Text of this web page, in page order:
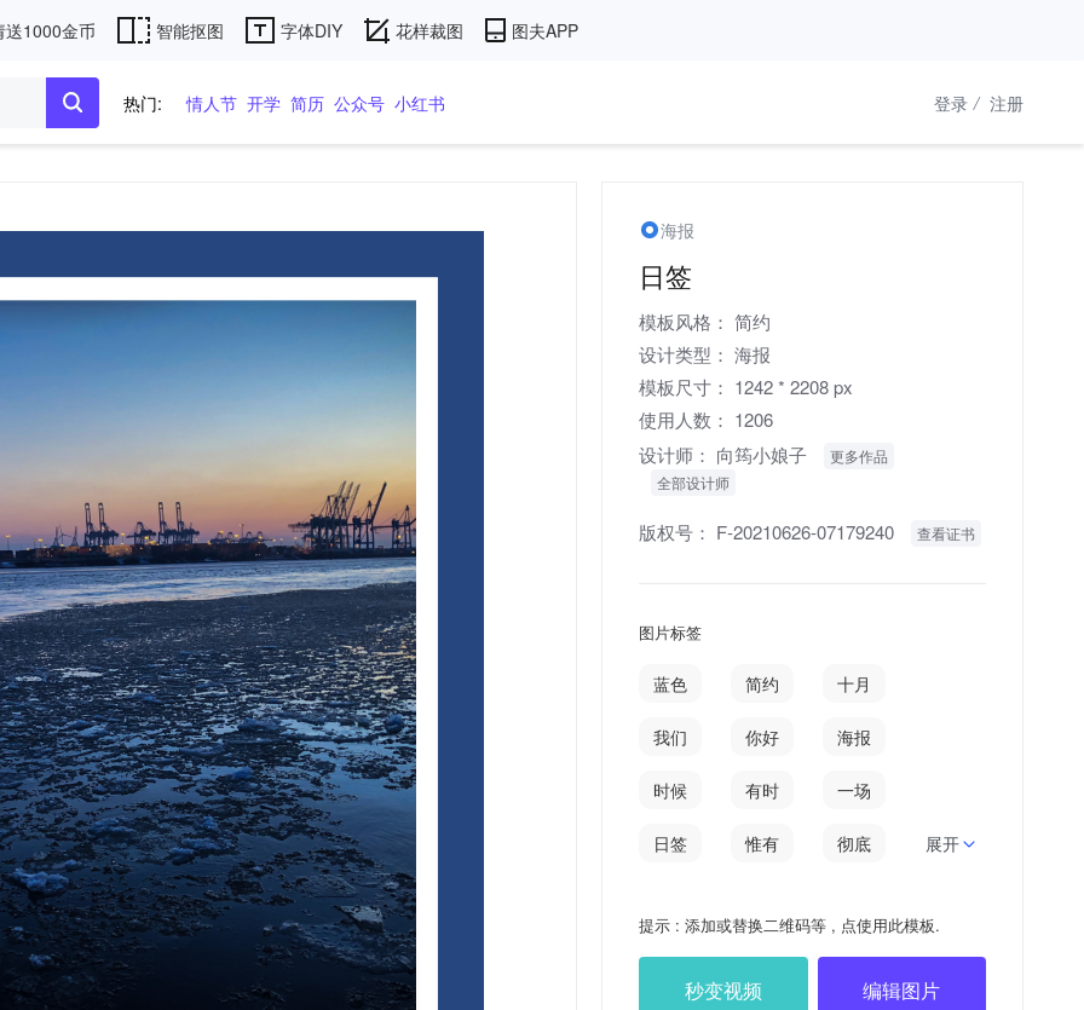
送1000金币 智能抠图 字体DIY 花样裁图 图夫APP
热门: 情人节 开学 简历 公众号 小红书 登录 / 注册
海报
日签
模板风格： 简约
设计类型： 海报
模板尺寸： 1242 * 2208 px
使用人数： 1206
设计师： 向筠小娘子
更多作品
全部设计师
版权号： F-20210626-07179240 查看证书
图片标签
蓝色 简约 十月
我们 你好 海报
时候 有时 一场
日签 惟有 彻底 展开
提示 : 添加或替换二维码等 , 点使用此模板.
秒变视频 编辑图片